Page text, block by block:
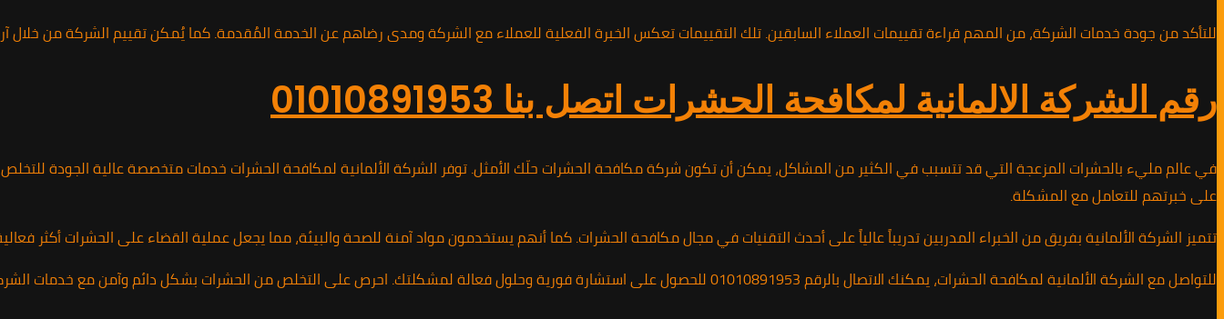
للتأكد من جودة خدمات الشركة، من المهم قراءة تقييمات العملاء السابقين. تلك التقييمات تعكس الخبرة الفعلية للعملاء مع الشركة ومدى رضاهم عن الخدمة المُقدمة. كما يُمكن تقييم الشركة من خلال
رقم الشركة الالمانية لمكافحة الحشرات اتصل بنا 01010891953
في عالم مليء بالحشرات المزعجة التي قد تتسبب في الكثير من المشاكل، يمكن أن تكون شركة مكافحة الحشرات حلّك الأمثل. توفر الشركة الألمانية لمكافحة الحشرات خدمات متخصصة عالية الجودة
على خبرتهم للتعامل مع المشكلة.
تتميز الشركة الألمانية بفريق من الخبراء المدربين تدريباً عالياً على أحدث التقنيات في مجال مكافحة الحشرات. كما أنهم يستخدمون مواد آمنة للصحة والبيئة، مما يجعل عملية القضاء على الحشرات أكثر
للتواصل مع الشركة الألمانية لمكافحة الحشرات، يمكنك الاتصال بالرقم 01010891953 للحصول على استشارة فورية وحلول فعالة لمشكلتك. احرص على التخلص من الحشرات بشكل دائم وآمن مع خدمات الشركة الألمانية المتميزة.